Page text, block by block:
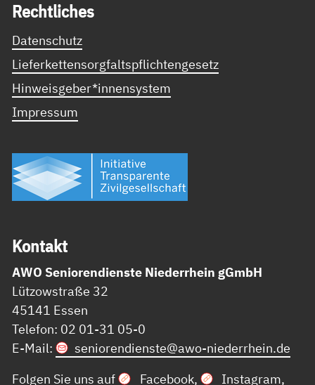
Recht­li­ches
Datenschutz
Lieferkettensorgfaltspflichtengesetz
Hinweisgeber*innensystem
Impressum
Kon­takt
AWO Seniorendienste Niederrhein gGmbH
Lützowstraße 32
45141 Essen
Telefon: 02 01-31 05-0
E-Mail:
seniorendienste@awo-niederrhein.de
Folgen Sie uns auf
Facebook, Instagram,